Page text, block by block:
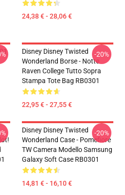
24,38 € - 28,06 €
Disney Disney Twisted
Wonderland Borse - Notte
Raven College Tutto Sopra
Stampa Tote Bag RB0301
22,95 € - 27,55 €
-20%
Disney Disney Twisted
Wonderland Case - Pomefiore
TW Camera Modello Samsung
Galaxy Soft Case RB0301
14,81 € - 16,10 €
-20%